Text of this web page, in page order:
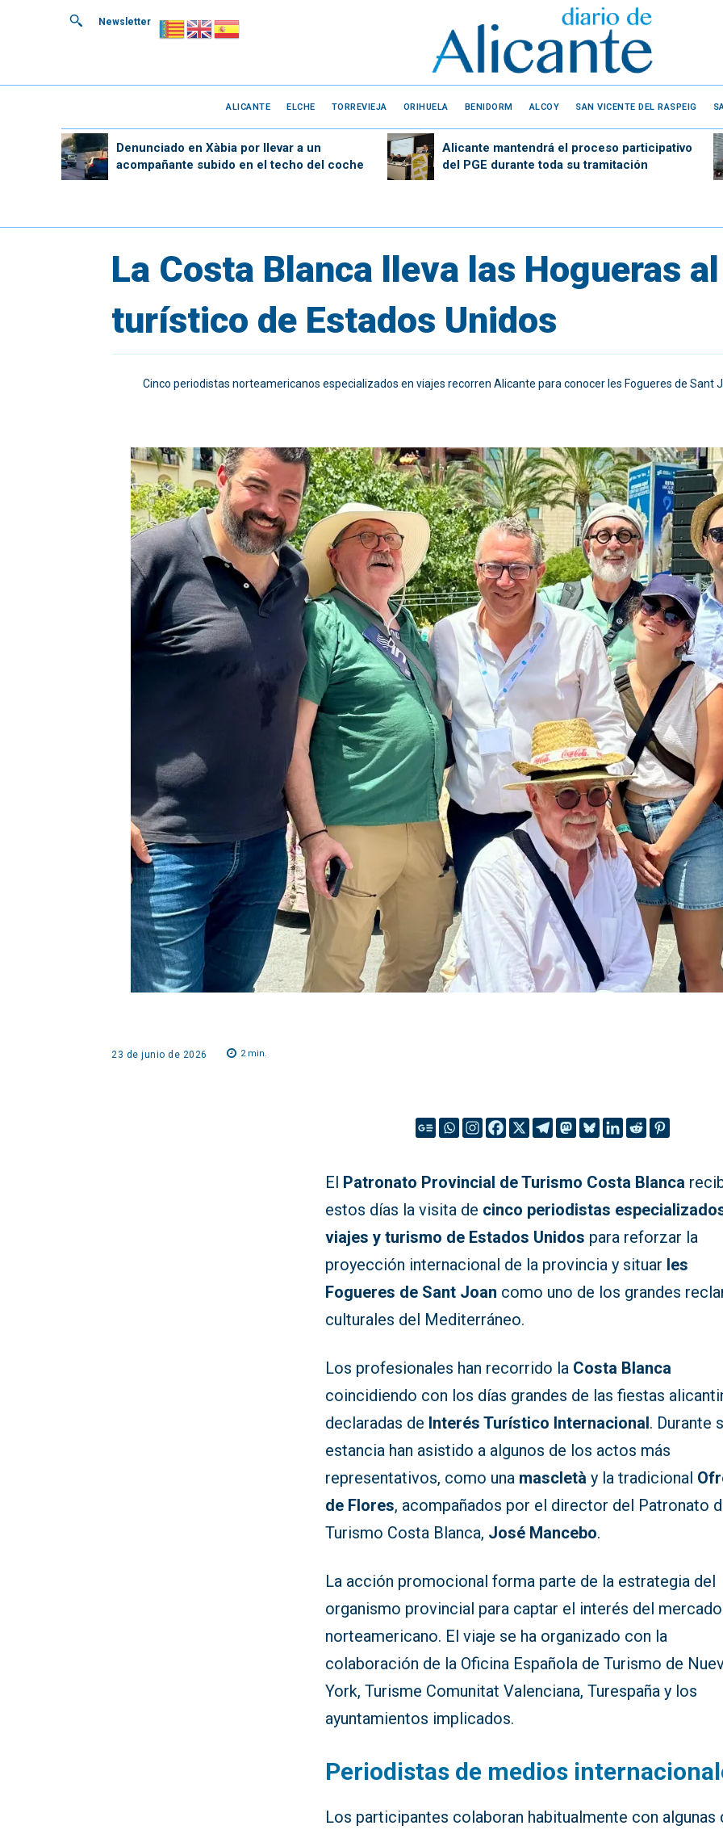
Newsletter
ALICANTE ELCHE TORREVIEJA ORIHUELA BENIDORM ALCOY SAN VICENTE DEL RASPEIG
Denunciado en Xàbia por llevar a un
acompañante subido en el techo del coche
Alicante mantendrá el proceso participativo
del PGE durante toda su tramitación
La Costa Blanca lleva las Hogueras
turístico de Estados Unidos
Cinco periodistas norteamericanos especializados en viajes recorren Alicante para conocer les Fogueres de Sant
23 de junio de 2026 2min.
El Patronato Provincial de Turismo Costa Blanca
estos días la visita de cinco periodistas
viajes y turismo de Estados Unidos para reforzar la
proyección internacional de la provincia y situar les
Fogueres de Sant Joan como uno de los grandes
culturales del Mediterráneo.
Los profesionales han recorrido la Costa Blanca
coincidiendo con los días grandes de las fiestas
declaradas de Interés Turístico Internacional. Durante
estancia han asistido a algunos de los actos más
representativos, como una mascletà y la tradicional
de Flores, acompañados por el director del Patronato
Turismo Costa Blanca, José Mancebo.
La acción promocional forma parte de la estrategia del
organismo provincial para captar el interés del mercado
norteamericano. El viaje se ha organizado con la
colaboración de la Oficina Española de Turismo de
York, Turisme Comunitat Valenciana, Turespaña y los
ayuntamientos implicados.
Periodistas de medios
Los participantes colaboran habitualmente con algunas